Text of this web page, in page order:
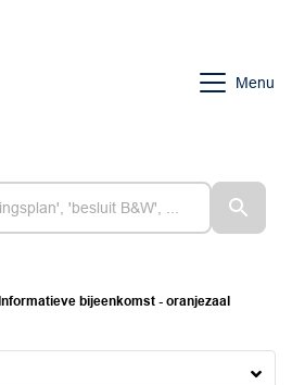
Menu
Informatieve bijeenkomst - oranjezaal